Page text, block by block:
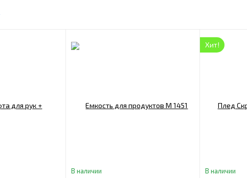
В наличии
Хит!
В наличии